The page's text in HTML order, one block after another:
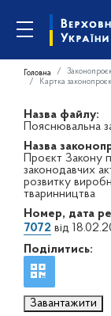
Головна
Картка
Назва файлу:
Пояснювальна
Назва
Проєкт Закону
законодавчих
розвитку
тваринництва
Номер, дата
7072 від
Поділитись:
Завантажити